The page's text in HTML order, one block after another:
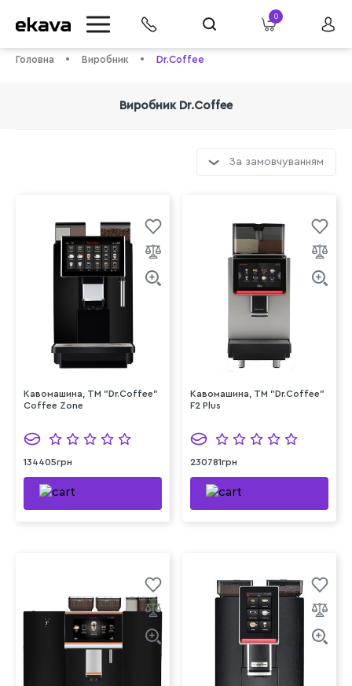
0
Головна Виробник Dr.Coffee
Виробник Dr.Coffee
За замовчуванням
Кавомашина, ТМ "Dr.Coffee"
Coffee Zone
134405грн
Кавомашина, ТМ "Dr.Coffee"
F2 Plus
230781грн